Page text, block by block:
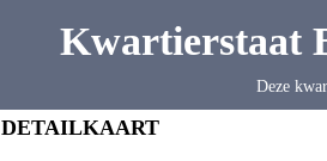
Kwartierstaat
Deze
DETAILKAART